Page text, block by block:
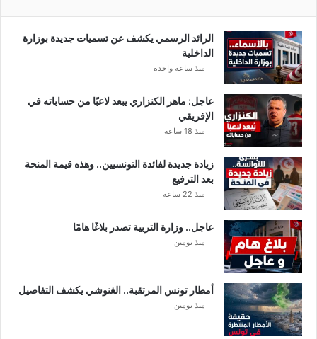
و
د
ل
ن
س
ي
الرائد الرسمي يكشف عن تسميات جديدة بوزارة
الداخلية
منذ ساعة واحدة
عاجل: ماهر الكنزاري يبعد لاعبًا من حساباته في
الإفريقي
منذ 18 ساعة
زيادة جديدة لفائدة التونسيين.. وهذه قيمة المنحة
بعد الترفيع
منذ 22 ساعة
عاجل.. وزارة التربية تصدر بلاغًا هامًا
منذ يومين
أمطار تونس المرتقبة.. الغنوشي يكشف التفاصيل
منذ يومين